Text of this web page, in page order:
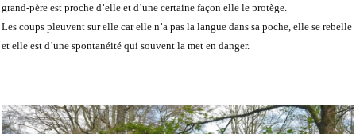
grand-père est proche d’elle et d’une certaine façon elle le protège.
Les coups pleuvent sur elle car elle n’a pas la langue dans sa poche, elle se rebelle
et elle est d’une spontanéité qui souvent la met en danger.